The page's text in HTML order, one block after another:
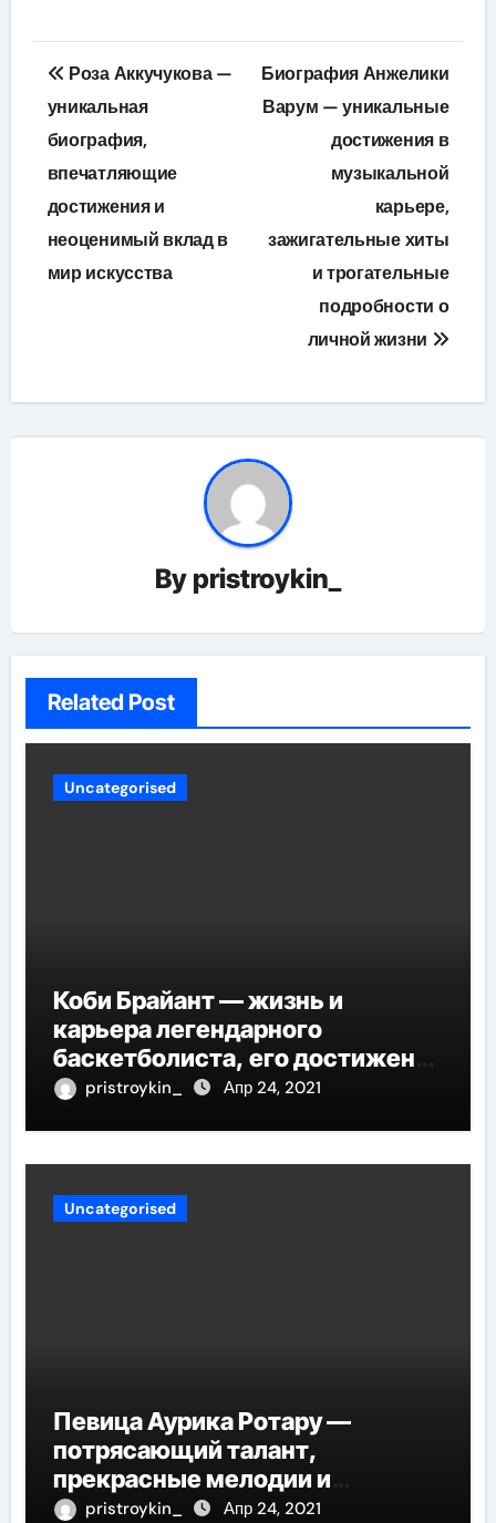
Навигация
по
записям
Роза Аккучукова —
уникальная
биография,
впечатляющие
достижения и
неоценимый вклад в
мир искусства
Биография Анжелики
Варум — уникальные
достижения в
музыкальной
карьере,
зажигательные хиты
и трогательные
подробности о
личной жизни
By pristroykin_
Related Post
Uncategorised
Коби Брайант — жизнь и
карьера легендарного
баскетболиста, его достижения
и наследие
pristroykin_ Апр 24, 2021
Uncategorised
Певица Аурика Ротару —
потрясающий талант,
прекрасные мелодии и
интересные моменты из её
pristroykin_ Апр 24, 2021